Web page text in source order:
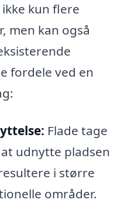
kun flere
men kan også
fordele ved en
Flade tage
udnytte pladsen
i større
områder.